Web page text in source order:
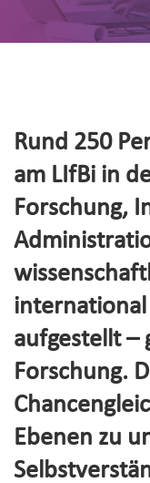
Rund 250
am LIfBi in
Forschung,
aufgestellt –
Forschung.
Ebenen zu